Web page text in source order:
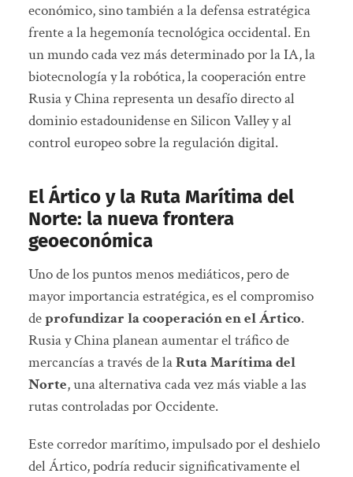
económico, sino también a la defensa estratégica
frente a la hegemonía tecnológica occidental. En
un mundo cada vez más determinado por la IA, la
biotecnología y la robótica, la cooperación entre
Rusia y China representa un desafío directo al
dominio estadounidense en Silicon Valley y al
control europeo sobre la regulación digital.
El Ártico y la Ruta Marítima del
Norte: la nueva frontera
geoeconómica
Uno de los puntos menos mediáticos, pero de
mayor importancia estratégica, es el compromiso
deprofundizar la cooperación en el Ártico.
Rusia y China planean aumentar el tráfico de
mercancías a través de laRuta Marítima del
Norte, una alternativa cada vez más viable a las
rutas controladas por Occidente.
Este corredor marítimo, impulsado por el deshielo
del Ártico, podría reducir significativamente el